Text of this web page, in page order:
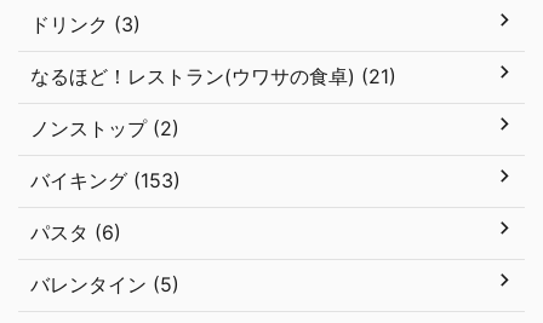
ドリンク (3)
なるほど！レストラン(ウワサの食卓) (21)
ノンストップ (2)
バイキング (153)
パスタ (6)
バレンタイン (5)